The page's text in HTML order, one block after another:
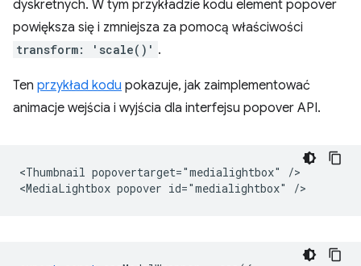
dyskretnych. W tym przykładzie kodu element popover
powiększa się i zmniejsza za pomocą właściwości
transform: 'scale()' .
Ten przykład kodu pokazuje, jak zaimplementować
animacje wejścia i wyjścia dla interfejsu popover API.
<Thumbnail popovertarget="medialightbox" />